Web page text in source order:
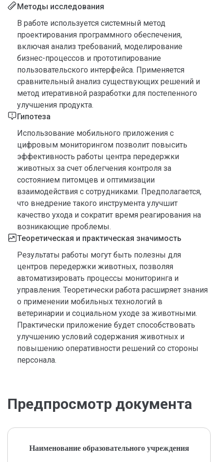
Методы исследования
В работе используется системный метод
проектирования программного обеспечения,
включая анализ требований, моделирование
бизнес-процессов и прототипирование
пользовательского интерфейса. Применяется
сравнительный анализ существующих решений и
метод итеративной разработки для постепенного
улучшения продукта.
Гипотеза
Использование мобильного приложения с
цифровым мониторингом позволит повысить
эффективность работы центра передержки
животных за счет облегчения контроля за
состоянием питомцев и оптимизации
взаимодействия с сотрудниками. Предполагается,
что внедрение такого инструмента улучшит
качество ухода и сократит время реагирования на
возникающие проблемы.
Теоретическая и практическая значимость
Результаты работы могут быть полезны для
центров передержки животных, позволяя
автоматизировать процессы мониторинга и
управления. Теоретически работа расширяет знания
о применении мобильных технологий в
ветеринарии и социальном уходе за животными.
Практически приложение будет способствовать
улучшению условий содержания животных и
повышению оперативности решений со стороны
персонала.
Предпросмотр документа
Наименование образовательного учреждения